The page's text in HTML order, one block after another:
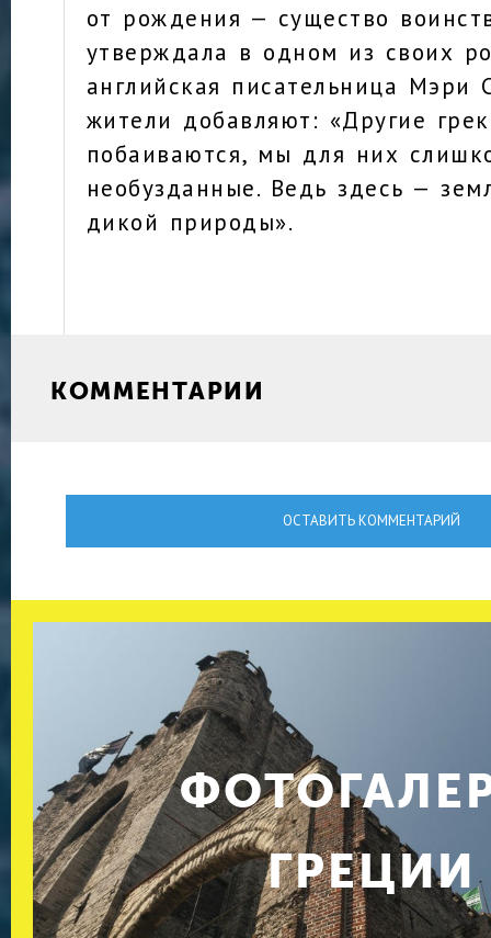
от рождения — существо
утверждала в одном из своих
английская писательница Мэри
жители добавляют: «Другие
побаиваются, мы для них
необузданные. Ведь здесь —
дикой природы».
КОММЕНТАРИИ
ОСТАВИТЬ КОММЕНТАРИЙ
ГРЕЦИИ